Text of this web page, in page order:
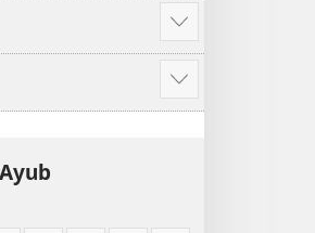
Show
more
Show
more
Ayub